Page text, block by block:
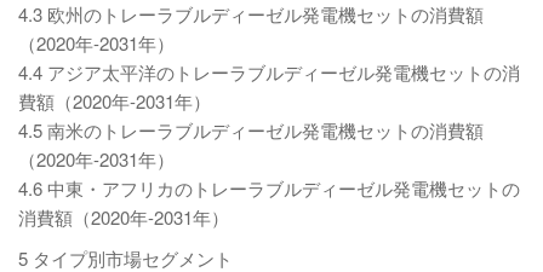
4.3 欧州のトレーラブルディーゼル発電機セットの消費額
（2020年-2031年）
4.4 アジア太平洋のトレーラブルディーゼル発電機セットの消
費額（2020年-2031年）
4.5 南米のトレーラブルディーゼル発電機セットの消費額
（2020年-2031年）
4.6 中東・アフリカのトレーラブルディーゼル発電機セットの
消費額（2020年-2031年）
5 タイプ別市場セグメント